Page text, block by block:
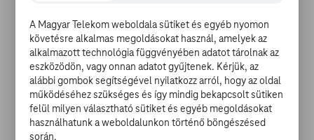
vesszük, hogy 11 éve még a jó John egy gépágyúval
darált húst csinált a komplett mianmari milíciából, talán
jogos elvárás lett volna, hogy ne az utolsó negyedórába
sűrítve dolgozza fel hasonló módon José Alvarezt és kis
barátait.
A Magyar Telekom weboldala sütiket és egyéb nyomon
követésre alkalmas megoldásokat használ, amelyek az
alkalmazott technológia függvényében adatot tárolnak az
eszközödön, vagy onnan adatot gyűjtenek. Kérjük, az
alábbi gombok segítségével nyilatkozz arról, hogy az oldal
működéséhez szükséges és így mindig bekapcsolt sütiken
felül milyen választható sütiket és egyéb megoldásokat
használhatunk a weboldalunkon történő böngészésed
során.